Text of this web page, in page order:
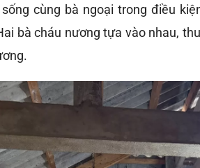
cùng bà ngoại trong điều
bà cháu nương tựa vào nhau,